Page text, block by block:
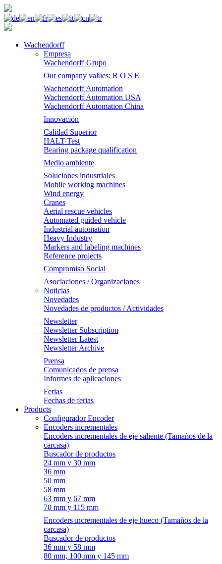
Wachendorff
Empresa
Wachendorff Grupo
Our company values: R O S E
Wachendorff Automation
Wachendorff Automation USA
Wachendorff Automation China
Innovación
Calidad Superior
HALT-Test
Bearing package qualification
Medio ambiente
Soluciones industriales
Mobile working machines
Wind energy
Cranes
Aerial rescue vehicles
Automated guided vehicle
Industrial automation
Heavy Industry
Markers and labeling machines
Reference projects
Compromiso Social
Asociaciones / Organizaciones
Noticias
Novedades
Novedades de productos / Actividades
Newsletter
Newsletter Subscription
Newsletter Latest
Newsletter Archive
Prensa
Comunicados de prensa
Informes de aplicaciones
Ferias
Fechas de ferias
Products
Configurador Encoder
Encoders incrementales
Encoders incrementales de eje saliente (Tamaños de la
carcasa)
Buscador de productos
24 mm y 30 mm
36 mm
50 mm
58 mm
63 mm y 67 mm
70 mm y 115 mm
Encoders incrementales de eje hueco (Tamaños de la
carcasa)
Buscador de productos
36 mm y 58 mm
80 mm, 100 mm y 145 mm